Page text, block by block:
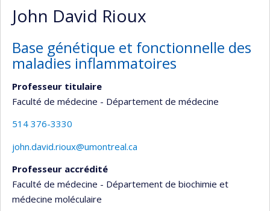
John David Rioux
Base génétique et fonctionnelle des
maladies inflammatoires
Professeur titulaire
Faculté de médecine - Département de médecine
514 376-3330
john.david.rioux@umontreal.ca
Professeur accrédité
Faculté de médecine - Département de biochimie et
médecine moléculaire